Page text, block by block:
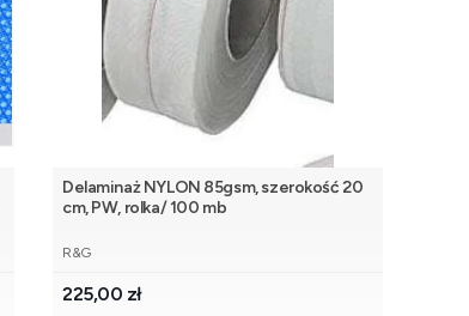
Delaminaż NYLON 85gsm, szerokość 20
cm, PW, rolka/ 100 mb
PRODUCENT
R&G
Cena
225,00 zł